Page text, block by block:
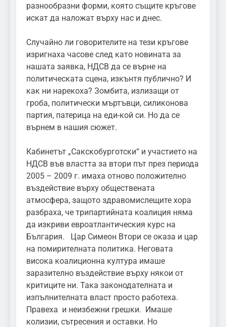
разнообразни форми, която същите кръгове
искат да наложат върху нас и днес.
Случайно ли говорителите на тези кръгове
изригнаха часове след като новината за
нашата заявка, НДСВ да се върне на
политическата сцена, изкънтя публично? И
как ни нарекоха? Зомбита, излизащи от
гроба, политически мъртъвци, силиконова
партия, патерица на еди-кой си. Но да се
върнем в нашия сюжет.
Кабинетът „Сакскобурготски“ и участието на
НДСВ във властта за втори път през периода
2005 – 2009 г. имаха отново положително
въздействие върху обществената
атмосфера, защото здравомислещите хора
разбраха, че трипартийната коалиция няма
да изкриви евроатлантическия курс на
България. Цар Симеон Втори се оказа и цар
на помирителната политика. Неговата
висока коалиционна култура имаше
заразително въздействие върху някои от
критиците ни. Така законодателната и
изпълнителната власт просто работеха.
Правеха и неизбежни грешки. Имаше
колизии, сътресения и оставки. Но